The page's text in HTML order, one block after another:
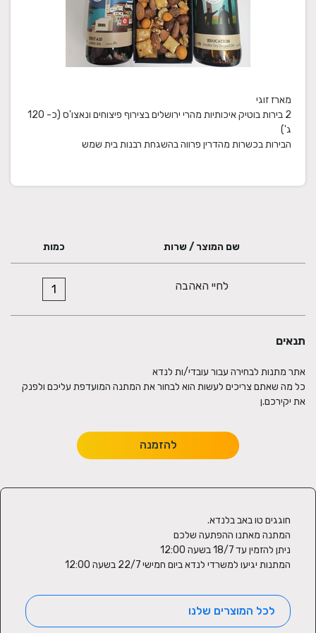
2 בירות בוטיק איכותיות מהרי ירושלים בצירוף פיצוחים ונאצו'ס (כ- 120
הבירות בכשרות מהדרין פרווה בהשגחת רבנות בית שמש
שם המוצר / שרות כמות
לחיי האהבה
תנאים
כל מה שאתם צריכים לעשות הוא לבחור את המתנה המועדפת עליכם ולפנק
את יקירכם.ן
להזמנה
המתנות יגיעו למשרדי לנדא ביום חמישי 22/7 בשעה 12:00
לכל המוצרים שלנו